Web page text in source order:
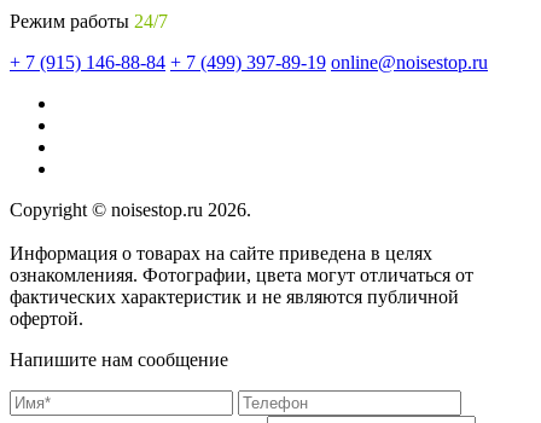
Режим работы 24/7
+ 7 (915) 146-88-84 + 7 (499) 397-89-19 online@noisestop.ru
Copyright © noisestop.ru 2026.
Информация о товарах на сайте приведена в целях
ознакомленияя. Фотографии, цвета могут отличаться от
фактических характеристик и не являются публичной
офертой.
Напишите нам сообщение